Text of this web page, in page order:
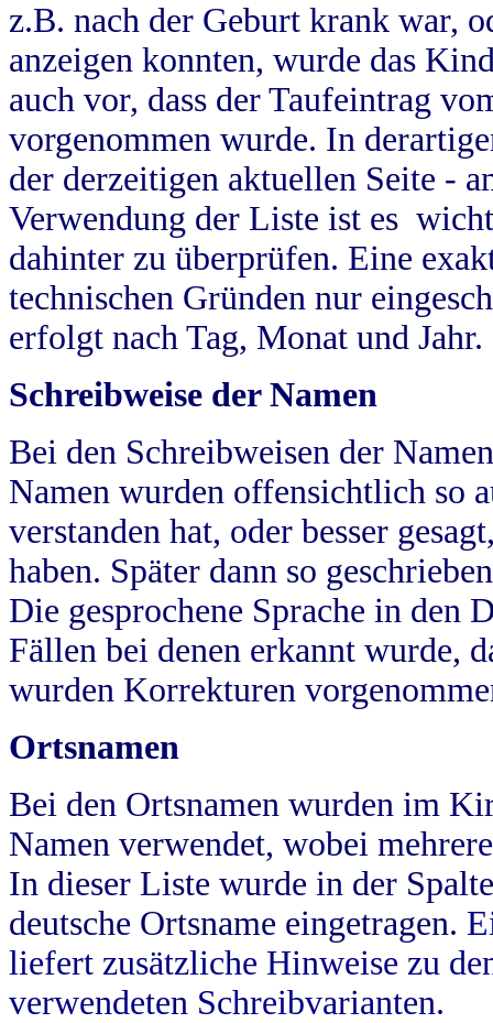
z.B. nach der Geburt krank war,
anzeigen konnten, wurde das
auch vor, dass der Taufeintrag
vorgenommen wurde. In
der derzeitigen aktuellen Seite -
Verwendung der Liste ist es
dahinter zu überprüfen. Eine
technischen Gründen nur
erfolgt nach Tag, Monat und Jahr.
Schreibweise der Namen
Bei den Schreibweisen der
Namen wurden offensichtlich so
verstanden hat, oder besser
haben. Später dann so
Die gesprochene Sprache in
Fällen bei denen erkannt wurde,
wurden Korrekturen
Ortsnamen
Bei den Ortsnamen wurden im
Namen verwendet, wobei
In dieser Liste wurde in der
deutsche Ortsname eingetragen.
liefert zusätzliche Hinweise zu
verwendeten Schreibvarianten.